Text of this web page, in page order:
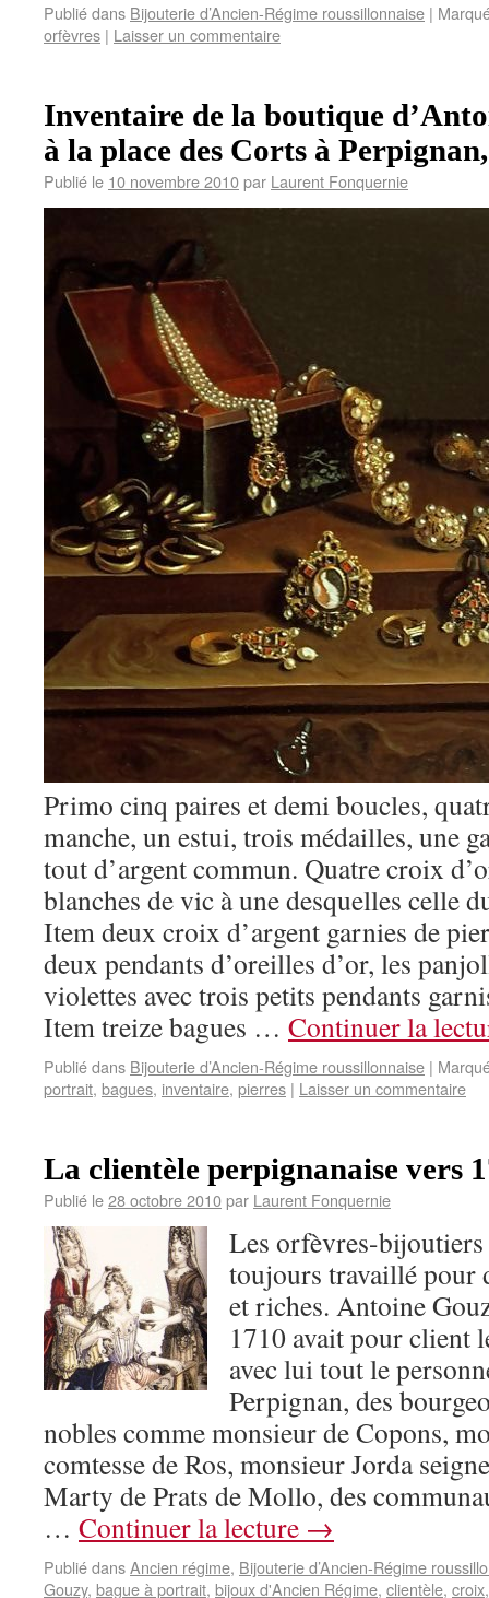
Publié dans Bijouterie d’Ancien-Régime roussillonnaise |
orfèvres | Laisser un commentaire
Inventaire de la boutique
à la place des Corts à
Publié le 10 novembre 2010par Laurent Fonquernie
Primo cinq paires et demi boucles,
manche, un estui, trois médailles, une
tout d’argent commun. Quatre croix
blanches de vic à une desquelles celle
Item deux croix d’argent garnies de
deux pendants d’oreilles d’or, les
violettes avec trois petits pendants
Item treize bagues … Continuer la
Publié dans Bijouterie d’Ancien-Régime roussillonnaise |
portrait, bagues, inventaire, pierres | Laisser un commentaire
La clientèle perpignanaise vers
Publié le28 octobre 2010par Laurent Fonquernie
Les orfèvres-
toujours travaillé pour
et riches. Antoine
1710 avait pour client
avec lui tout le
Perpignan, des
nobles comme monsieur de Copons,
comtesse de Ros, monsieur Jorda
Marty de Prats de Mollo, des
… Continuer la lecture →
Publié dansAncien régime, Bijouterie d’Ancien-Régime
Gouzy, bague à portrait, bijoux d'Ancien Régime, clientèle, croix